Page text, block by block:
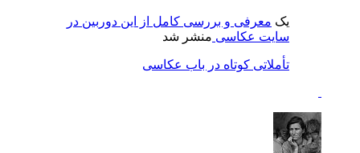
یک معرفی و بررسی کامل از این دوربین در
سایت عکاسی منشر شد
تأملاتی کوتاه در باب عکاسی